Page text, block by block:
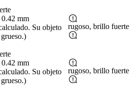
0.42 mm
Su objeto
rugoso, brillo fuerte
0.42 mm
Su objeto
rugoso, brillo fuerte